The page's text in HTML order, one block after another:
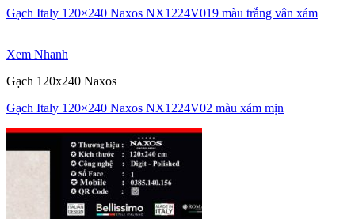
Gạch Italy 120×240 Naxos NX1224V019 màu trắng vân xám
Xem Nhanh
Gạch 120x240 Naxos
Gạch Italy 120×240 Naxos NX1224V02 màu xám mịn